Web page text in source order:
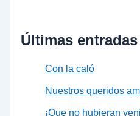
Últimas entradas
Con la caló
Nuestros queridos
¡Que no hubieran